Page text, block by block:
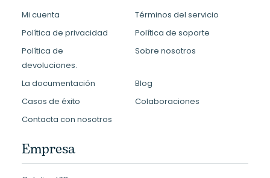
Mi cuenta
Términos del servicio
Política de privacidad
Política de soporte
Política de
devoluciones.
Sobre nosotros
La documentación
Blog
Casos de éxito
Colaboraciones
Contacta con nosotros
Empresa